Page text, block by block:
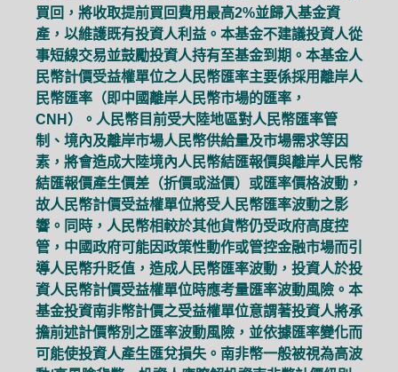
買回，將收取提前買回費用最高2%並歸入基金資
產，以維護既有投資人利益。本基金不建議投資人從
事短線交易並鼓勵投資人持有至基金到期。本基金人
民幣計價受益權單位之人民幣匯率主要係採用離岸人
民幣匯率（即中國離岸人民幣市場的匯率，
CNH）。人民幣目前受大陸地區對人民幣匯率管
制、境內及離岸市場人民幣供給量及市場需求等因
素，將會造成大陸境內人民幣結匯報價與離岸人民幣
結匯報價產生價差（折價或溢價）或匯率價格波動，
故人民幣計價受益權單位將受人民幣匯率波動之影
響。同時，人民幣相較於其他貨幣仍受政府高度控
管，中國政府可能因政策性動作或管控金融市場而引
導人民幣升貶值，造成人民幣匯率波動，投資人於投
資人民幣計價受益權單位時應考量匯率波動風險。本
基金投資南非幣計價之受益權單位意謂著投資人將承
擔前述計價幣別之匯率波動風險，並依據匯率變化而
可能使投資人產生匯兌損失。南非幣一般被視為高波